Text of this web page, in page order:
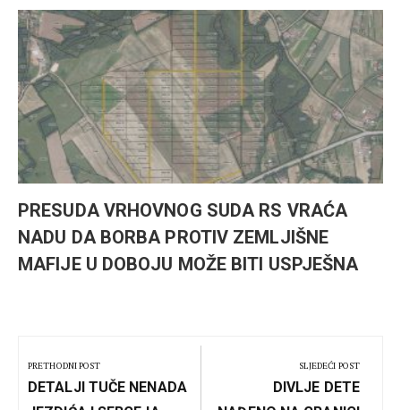
PRESUDA VRHOVNOG SUDA RS VRAĆA
NADU DA BORBA PROTIV ZEMLJIŠNE
MAFIJE U DOBOJU MOŽE BITI USPJEŠNA
članka
PRETHODNI POST
Previous
DETALJI TUČE NENADA
SLJEDEĆI POST
Next
DIVLJE DETE